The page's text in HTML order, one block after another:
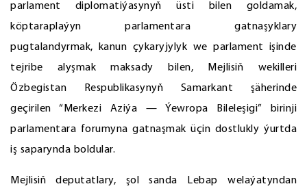
parlament diplomatiýasynyň üsti bilen goldamak,
köptaraplaýyn parlamentara gatnaşyklary
pugtalandyrmak, kanun çykaryjylyk we parlament işinde
tejribe alyşmak maksady bilen, Mejlisiň wekilleri
Özbegistan Respublikasynyň Samarkant şäherinde
geçirilen “Merkezi Aziýa — Ýewropa Bileleşigi” birinji
parlamentara forumyna gatnaşmak üçin dostlukly ýurtda
iş saparynda boldular.
Mejlisiň deputatlary, şol sanda Lebap welaýatyndan